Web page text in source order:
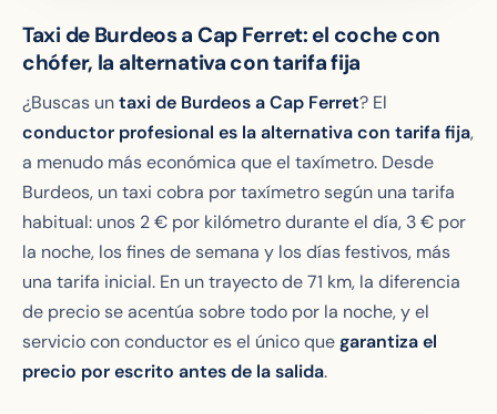
Taxi de Burdeos a Cap Ferret: el coche con
chófer, la alternativa con tarifa fija
¿Buscas untaxi de Burdeos a Cap Ferret? El
conductor profesional es la alternativa con tarifa fija,
a menudo más económica que el taxímetro. Desde
Burdeos, un taxi cobra por taxímetro según una tarifa
habitual: unos 2 € por kilómetro durante el día, 3 € por
la noche, los fines de semana y los días festivos, más
una tarifa inicial. En un trayecto de 71 km, la diferencia
de precio se acentúa sobre todo por la noche, y el
servicio con conductor es el único quegarantiza el
precio por escrito antes de la salida.